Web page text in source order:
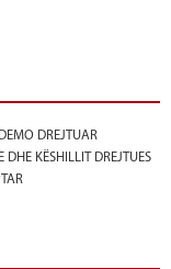
DREJTUAR
DHE KËSHILLIT DREJTUES